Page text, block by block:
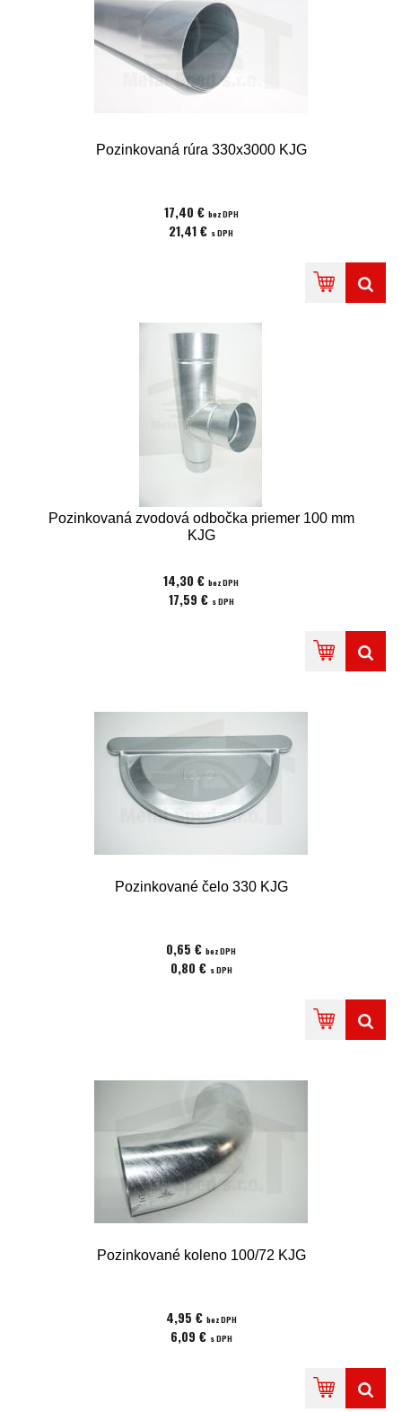
Pozinkovaná rúra 330x3000 KJG
17,40 € bez DPH
21,41 € s DPH
Pozinkovaná zvodová odbočka priemer 100 mm
KJG
14,30 € bez DPH
17,59 € s DPH
Pozinkované čelo 330 KJG
0,65 € bez DPH
0,80 € s DPH
Pozinkované koleno 100/72 KJG
4,95 € bez DPH
6,09 € s DPH